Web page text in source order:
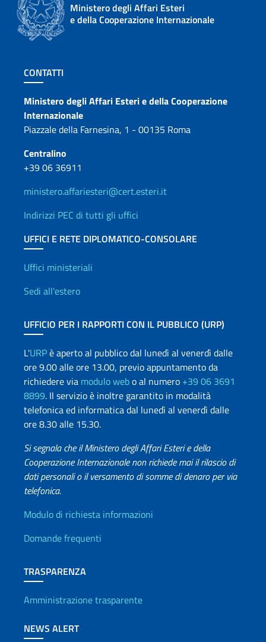
Ministero degli Affari Esteri
e della Cooperazione Internazionale
Sezione footer
CONTATTI
Contatti
Ministero degli Affari Esteri e della Cooperazione
Internazionale
Piazzale della Farnesina, 1 - 00135 Roma
Centralino
+39 06 36911
ministero.affariesteri@cert.esteri.it
Indirizzi PEC di tutti gli uffici
UFFICI E RETE DIPLOMATICO-CONSOLARE
Uffici e Rete diplomatica
Uffici ministeriali
Sedi all'estero
UFFICIO PER I RAPPORTI CON IL PUBBLICO (URP)
L'URPè aperto al pubblico dal lunedì al venerdì dalle
ore 9.00 alle ore 13.00, previo appuntamento da
richiedere via modulo webo al numero +39 06 3691
8899. Il servizio è inoltre garantito in modalità
telefonica ed informatica dal lunedì al venerdì dalle
ore 8.30 alle 15.30.
Si segnala che il Ministero degli Affari Esteri e della
Cooperazione Internazionale non richiede mai il rilascio di
dati personali o il versamento di somme di denaro per via
telefonica.
Info utili
Modulo di richiesta informazioni
Domande frequenti
TRASPARENZA
Amministrazione trasparente
NEWS ALERT